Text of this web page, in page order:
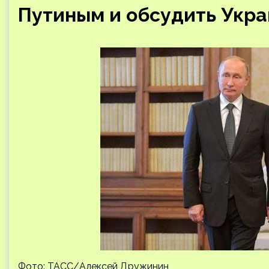
Путиным и обсудить
Фото: ТАСС/Алексей Дружинин